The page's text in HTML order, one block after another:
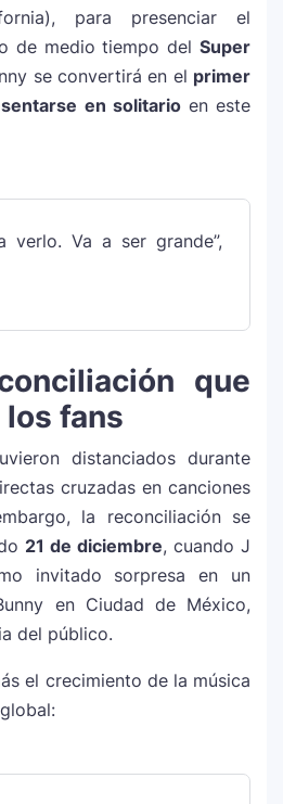
terminó con Victoria
aclara su situación
que “no le gusta
su gira “DeBÍ TiRAR MáS
como el mejor vestido
moda colombiana
Martin unen fuerzas
de A Medio Vivir
récord en Coachella
mejor pagado de la
hija de Chayanne,
nominación a los Latin
para presenciar el
de medio tiempo del Super
se convertirá en el primer
en solitarioen este
Va a ser grande”,
que
los fans
distanciados durante
cruzadas en canciones
la reconciliación se
21 de diciembre, cuando J
invitado sorpresa en un
en Ciudad de México,
del público.
el crecimiento de la música